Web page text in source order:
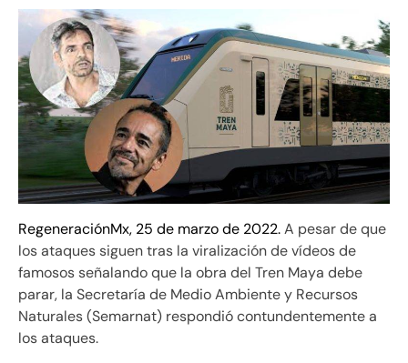
RegeneraciónMx, 25 de marzo de 2022.A pesar de que
los ataques siguen tras la viralización de vídeos de
famosos señalando que la obra del Tren Maya debe
parar, la Secretaría de Medio Ambiente y Recursos
Naturales (Semarnat) respondió contundentemente a
los ataques.